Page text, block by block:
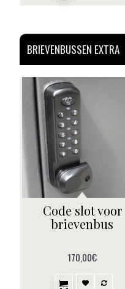
BRIEVENBUSSEN EXTRA
Code slot voor
brievenbus
170,00€